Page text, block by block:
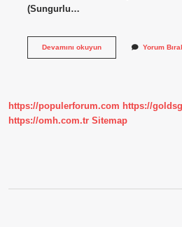
(Sungurlu…
Devamını okuyunÇorumlular Yorum
https://populerforum.com https://
https://omh.com.tr Sitemap